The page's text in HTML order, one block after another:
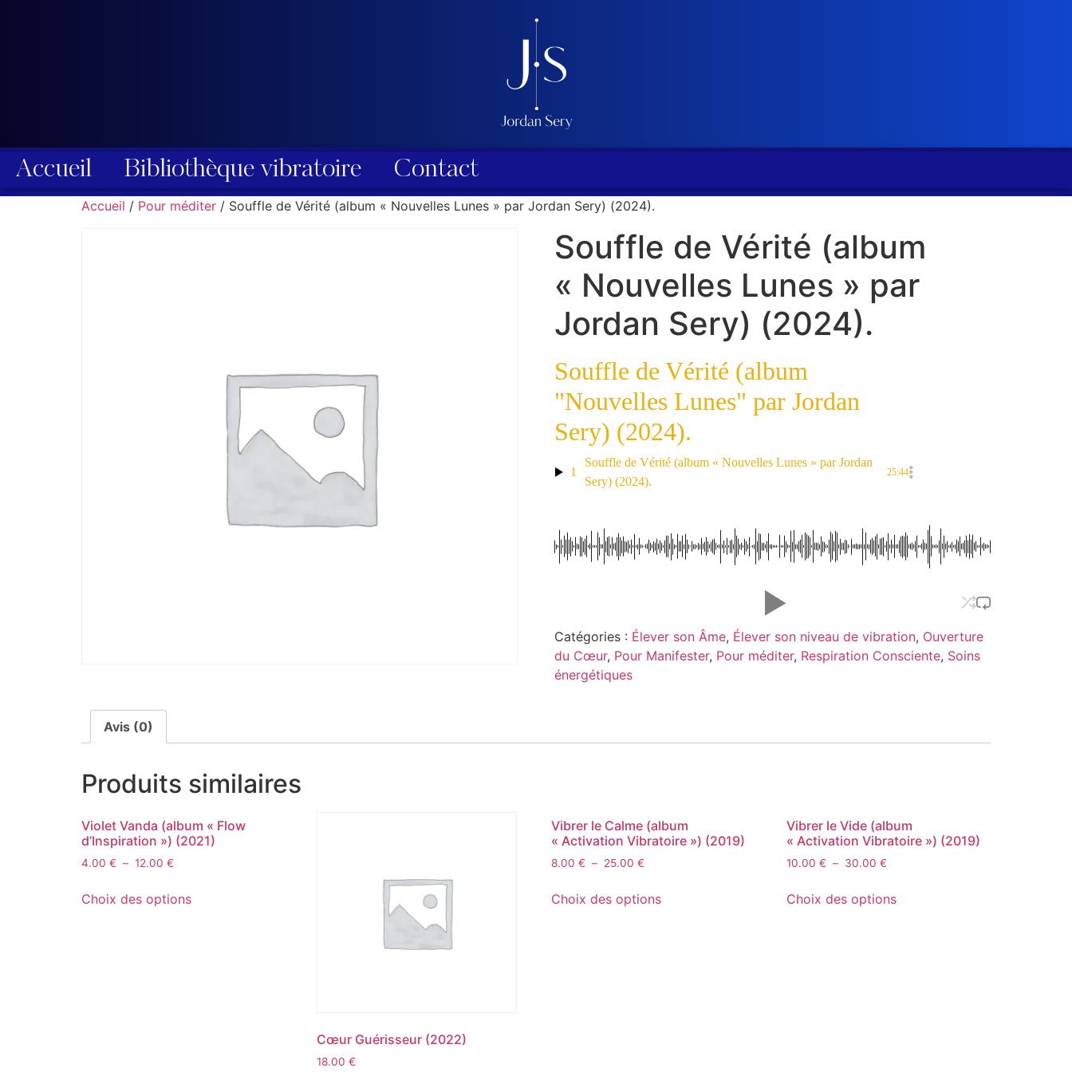
Accueil Bibliothèque vibratoire Contact
Accueil / Pour méditer / Souffle de Vérité (album « Nouvelles Lunes » par Jordan Sery) (2024).
Souffle de Vérité (album
« Nouvelles Lunes » par
Jordan Sery) (2024).
Souffle de Vérité (album
"Nouvelles Lunes" par Jordan
Sery) (2024).
1
Souffle de Vérité (album « Nouvelles Lunes » par Jordan
Sery) (2024).
25:44
Catégories : Élever son Âme, Élever son niveau de vibration, Ouverture
du Cœur, Pour Manifester, Pour méditer, Respiration Consciente, Soins
énergétiques
Avis (0)
Produits similaires
Violet Vanda (album « Flow
d’Inspiration ») (2021)
4.00 € – 12.00 €
Choix des options
Cœur Guérisseur (2022)
18.00 €
Vibrer le Calme (album
« Activation Vibratoire ») (2019)
8.00€ – 25.00€
Choix des options
Vibrer le Vide (album
« Activation Vibratoire ») (2019)
10.00€ – 30.00€
Choix des options